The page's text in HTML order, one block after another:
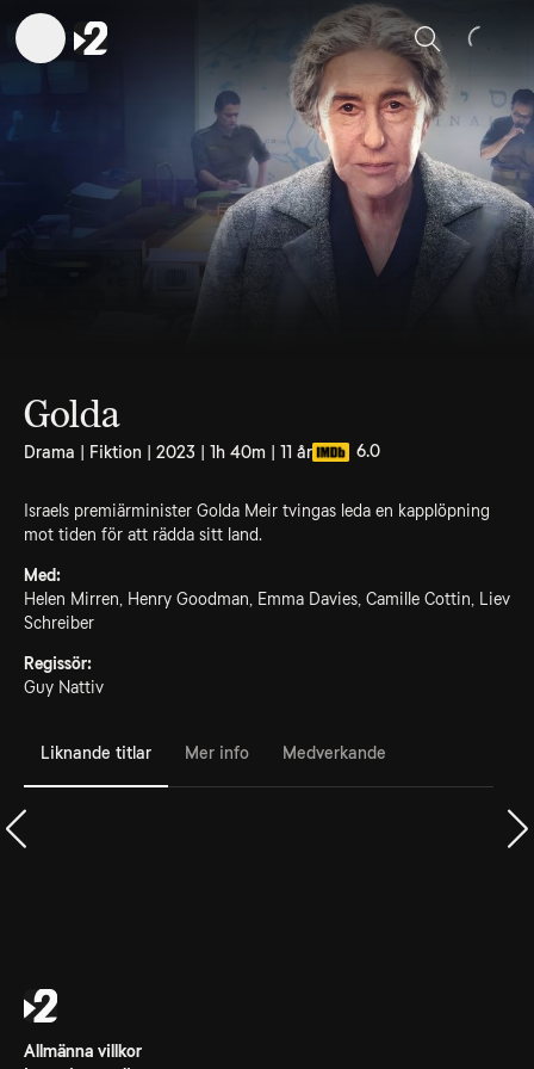
Sök
Golda
Drama | Fiktion | 2023 | 1h 40m | 11 år 6.0
Israels premiärminister Golda Meir tvingas leda en kapplöpning
mot tiden för att rädda sitt land.
Med:
Helen Mirren, Henry Goodman, Emma Davies, Camille Cottin, Liev
Schreiber
Regissör:
Guy Nattiv
Liknande titlar Mer info Medverkande
Allmänna villkor